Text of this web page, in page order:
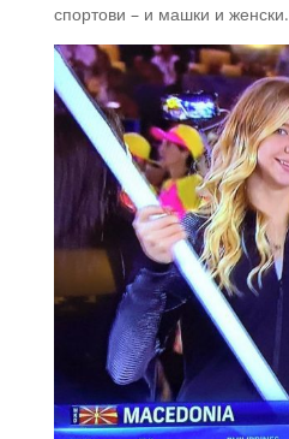
спортови – и машки и женски.